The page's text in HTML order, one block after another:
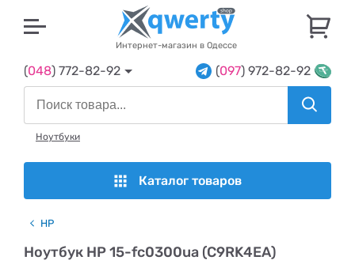
Интернет-магазин в Одессе
(048) 772-82-92 (097) 972-82-92
Ноутбуки
Каталог товаров
HP
Ноутбук HP 15-fc0300ua (C9RK4EA)